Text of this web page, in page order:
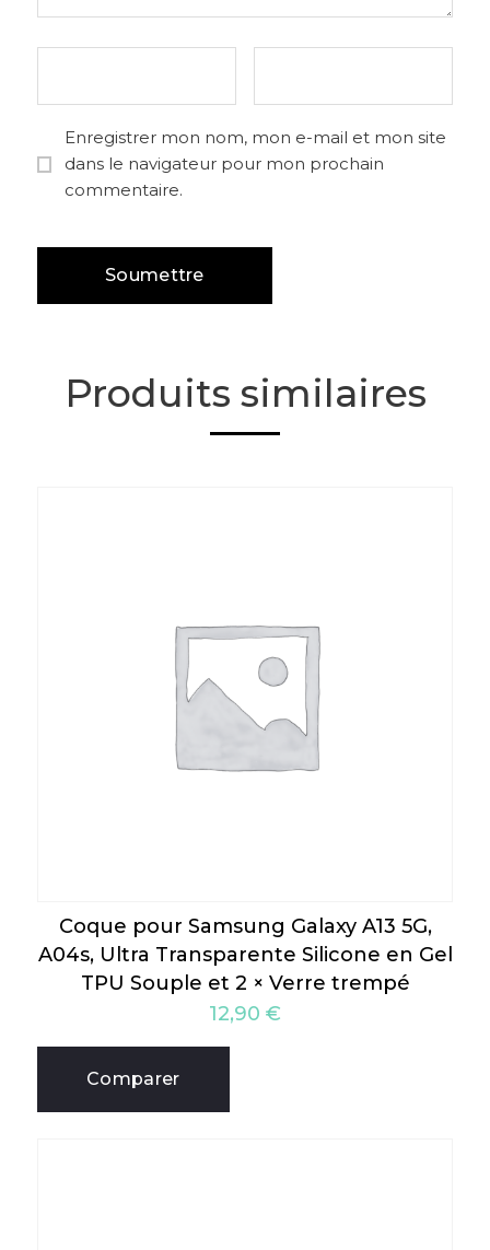
Enregistrer mon nom, mon e-mail et mon site
dans le navigateur pour mon prochain
commentaire.
Produits similaires
Coque pour Samsung Galaxy A13 5G,
A04s, Ultra Transparente Silicone en Gel
TPU Souple et 2 × Verre trempé
12,90 €
Comparer